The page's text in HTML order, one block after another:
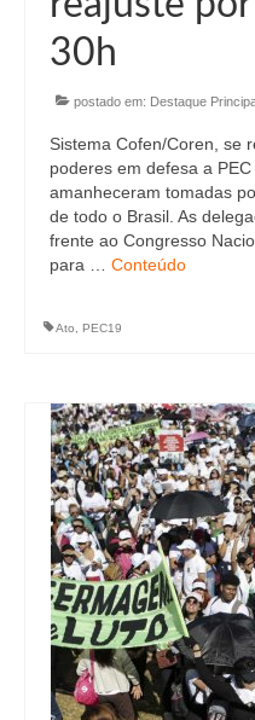
Editais e licitação
Eleições
Fiscalização
Responsabilidade
Legislações
Decisões
Desagravo Público
Processos Éticos
Censura Pública
Suspensão do
Para Você
Procedimento
Clube de
30h
postado em: Destaque
Sistema Cofen/Coren, se
poderes em defesa a
amanheceram tomadas
de todo o Brasil. As
frente ao Congresso
para … Conteúdo
Ato PEC19